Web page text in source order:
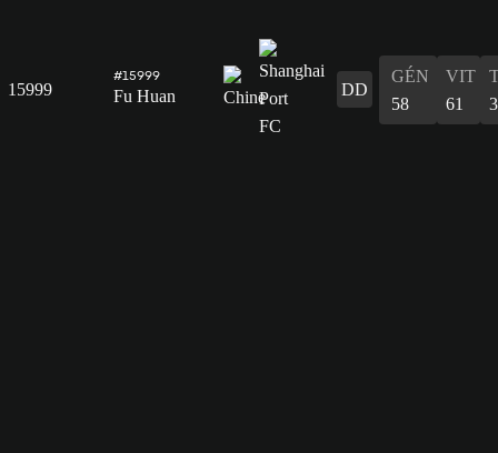
15999
#15999
Fu Huan DD
GÉN
58
VIT
61